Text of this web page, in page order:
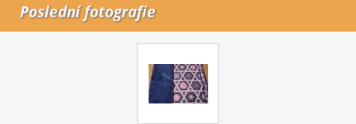
Poslední fotografie